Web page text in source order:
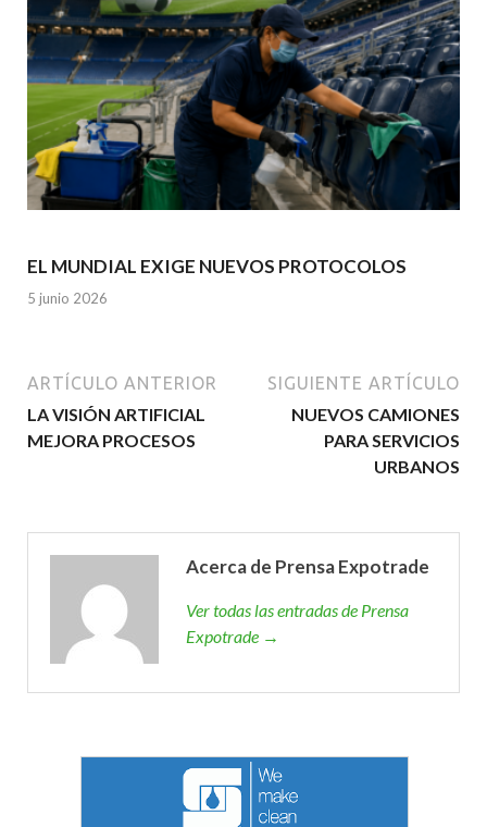
EL MUNDIAL EXIGE NUEVOS PROTOCOLOS
5 junio 2026
ARTÍCULO ANTERIOR
LA VISIÓN ARTIFICIAL
MEJORA PROCESOS
SIGUIENTE ARTÍCULO
NUEVOS CAMIONES
PARA SERVICIOS
URBANOS
Acerca de Prensa Expotrade
Ver todas las entradas de Prensa
Expotrade →